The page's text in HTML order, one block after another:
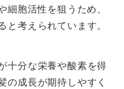
胞活性を狙うため、
と考えられています。
十分な栄養や酸素を得
の成長が期待しやすく